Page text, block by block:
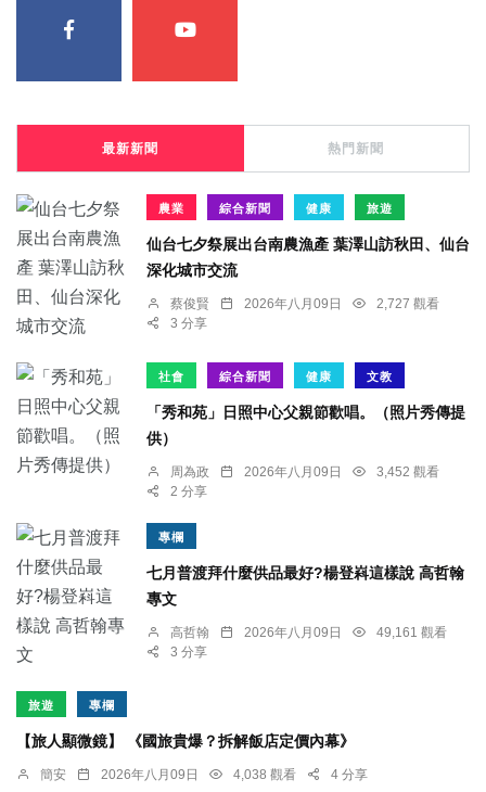
最新新聞 熱門新聞
農業 綜合新聞 健康 旅遊
仙台七夕祭展出台南農漁產 葉澤山訪秋田、仙台
深化城市交流
蔡俊賢 2026年八月09日
2,727 觀看
3 分享
社會 綜合新聞 健康 文教
「秀和苑」日照中心父親節歡唱。（照片秀傳提
供）
周為政 2026年八月09日
3,452 觀看
2 分享
專欄
七月普渡拜什麼供品最好?楊登嵙這樣說 高哲翰
專文
高哲翰 2026年八月09日
49,161 觀看
3 分享
旅遊 專欄
【旅人顯微鏡】 《國旅貴爆？拆解飯店定價內幕》
簡安 2026年八月09日 4,038 觀看 4 分享